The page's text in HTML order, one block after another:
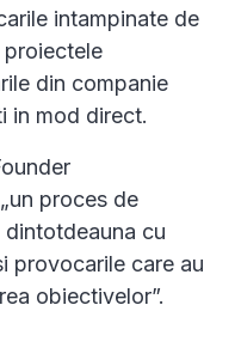
intampinate de
proiectele
din companie
in mod direct.
proces de
dintotdeauna cu
provocarile care au
obiectivelor”.